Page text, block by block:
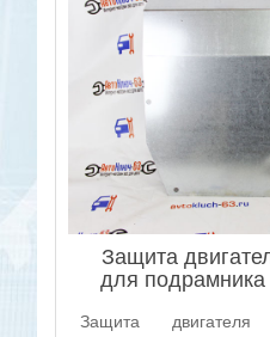
Защита
для
Защита